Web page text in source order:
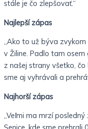
stále je čo zlepšovať.“
Najlepší zápas
„Ako to už býva
v Žiline. Padlo tam
z našej strany všetko,
sme aj vyhrávali a
Najhorší zápas
„Veľmi ma mrzí